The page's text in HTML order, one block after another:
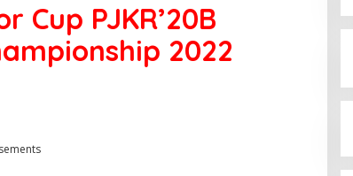
Cup PJKR’20B
2022